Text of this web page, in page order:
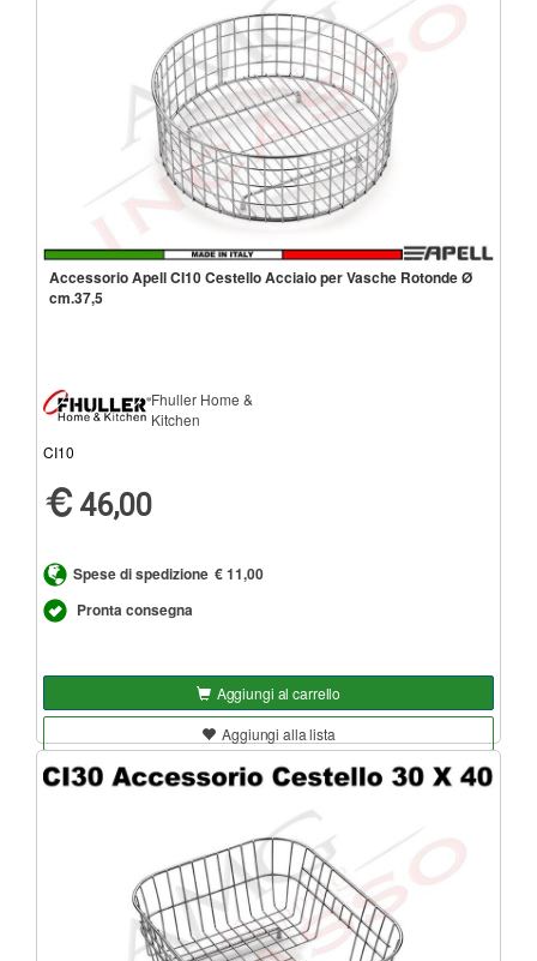
Accessorio Apell CI10 Cestello Acciaio per Vasche Rotonde Ø
cm.37,5
Fhuller Home &
Kitchen
CI10
46,00
Spese di spedizione € 11,00
Pronta consegna
Aggiungi al carrello
Aggiungi alla lista